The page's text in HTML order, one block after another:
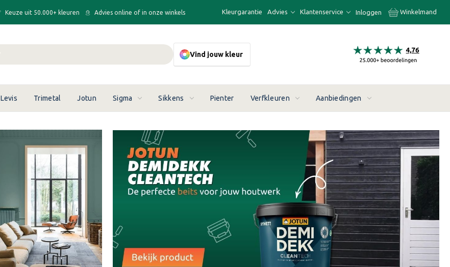
Keuze uit 50.000+ kleuren Advies online of in onze winkels Kleurgarantie Advies Klantenservice Inloggen Winkelmand
Vind jouw kleur
Levis Trimetal Jotun Sigma Sikkens Pienter Verfkleuren Aanbiedingen